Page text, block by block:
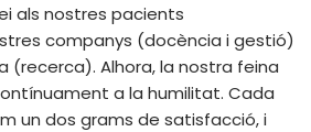
als nostres pacients
companys (docència i gestió)
(recerca). Alhora, la nostra feina
a la humilitat. Cada
un dos grams de satisfacció, i